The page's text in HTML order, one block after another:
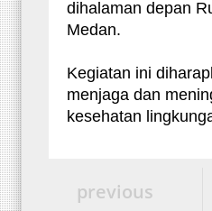
dihalaman depan
Medan.
Kegiatan ini
menjaga dan
kesehatan
previous